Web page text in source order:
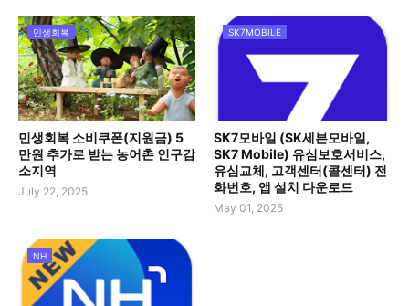
민생회복
민생회복 소비쿠폰(지원금) 5
만원 추가로 받는 농어촌 인구감
소지역
July 22, 2025
SK7MOBILE
SK7모바일 (SK세븐모바일,
SK7 Mobile) 유심보호서비스,
유심교체, 고객센터(콜센터) 전
화번호, 앱 설치 다운로드
May 01, 2025
NH